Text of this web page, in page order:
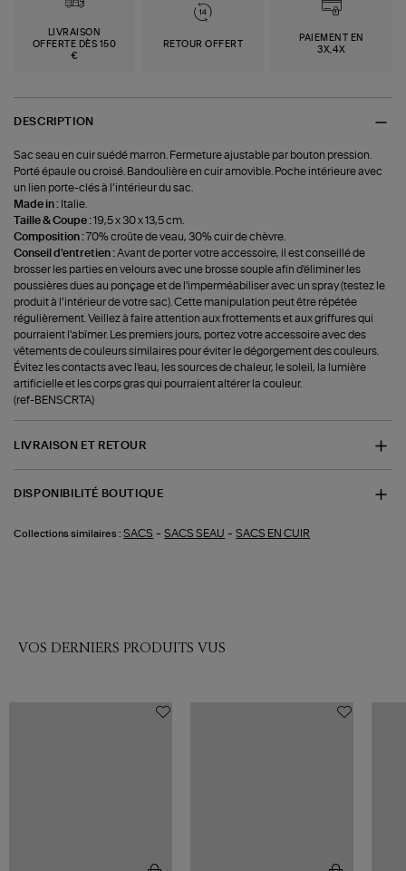
LIVRAISON
OFFERTE DÈS 150
€
RETOUR OFFERT
PAIEMENT EN
3X,4X
DESCRIPTION
Sac seau en cuir suédé marron. Fermeture ajustable par bouton pression.
Porté épaule ou croisé. Bandoulière en cuir amovible. Poche intérieure avec
un lien porte-clés à l’intérieur du sac.
Made in : Italie.
Taille & Coupe :19,5 x 30 x 13,5 cm.
Composition :70% croûte de veau, 30% cuir de chèvre.
Conseil d'entretien :Avant de porter votre accessoire, il est conseillé de
brosser les parties en velours avec une brosse souple afin d'éliminer les
poussières dues au ponçage et de l'imperméabiliser avec un spray (testez le
produit à l’intérieur de votre sac). Cette manipulation peut être répétée
régulièrement. Veillez à faire attention aux frottements et aux griffures qui
pourraient l'abîmer. Les premiers jours, portez votre accessoire avec des
vêtements de couleurs similaires pour éviter le dégorgement des couleurs.
Évitez les contacts avec l'eau, les sources de chaleur, le soleil, la lumière
artificielle et les corps gras qui pourraient altérer la couleur.
(ref-BENSCRTA)
LIVRAISON ET RETOUR
DISPONIBILITÉ BOUTIQUE
Collections similaires : SACS -SACS SEAU -SACS EN CUIR
VOS DERNIERS PRODUITS VUS